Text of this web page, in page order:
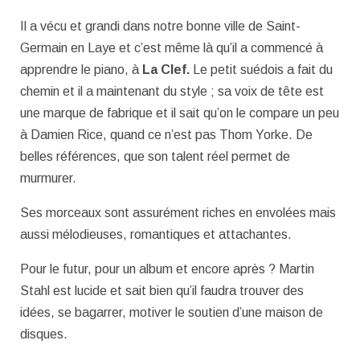
Il a vécu et grandi dans notre bonne ville de Saint-
Germain en Laye et c’est même là qu’il a commencé à
apprendre le piano, à La Clef. Le petit suédois a fait du
chemin et il a maintenant du style ; sa voix de tête est
une marque de fabrique et il sait qu’on le compare un peu
à Damien Rice, quand ce n’est pas Thom Yorke. De
belles références, que son talent réel permet de
murmurer.
Ses morceaux sont assurément riches en envolées mais
aussi mélodieuses, romantiques et attachantes.
Pour le futur, pour un album et encore après ? Martin
Stahl est lucide et sait bien qu’il faudra trouver des
idées, se bagarrer, motiver le soutien d’une maison de
disques.